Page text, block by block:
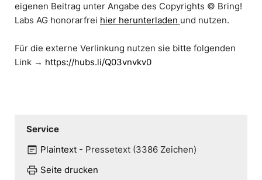
eigenen Beitrag unter Angabe des Copyrights © Bring!
Labs AG honorarfrei hier herunterladen und nutzen.
Für die externe Verlinkung nutzen sie bitte folgenden
Link → https://hubs.li/Q03vnvkv0
Service
wysiwyg Plaintext - Pressetext (3386 Zeichen)
print Seite drucken